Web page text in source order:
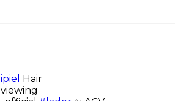
Hair